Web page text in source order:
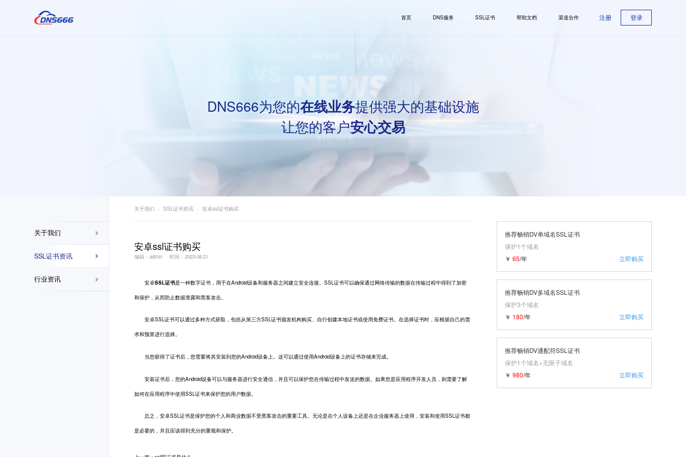
首页 DNS服务 SSL证书 帮助文档 渠道合作 注册 登录
DNS666为您的在线业务提供强大的基础设施
让您的客户安心交易
关于我们
SSL证书资讯
行业资讯
关于我们 SSL证书资讯 安卓ssl证书购买
安卓ssl证书购买
编辑：admin 时间：2023-08-21
安卓SSL证书是一种数字证书，用于在Android设备和服务器之间建立安全连接。SSL证书可以确保通过网络传输的数据在传输过程中得到了加密
和保护，从而防止数据泄露和黑客攻击。
安卓SSL证书可以通过多种方式获取，包括从第三方SSL证书颁发机构购买、自行创建本地证书或使用免费证书。在选择证书时，应根据自己的需
求和预算进行选择。
当您获得了证书后，您需要将其安装到您的Android设备上。这可以通过使用Android设备上的证书存储来完成。
安装证书后，您的Android设备可以与服务器进行安全通信，并且可以保护您在传输过程中发送的数据。如果您是应用程序开发人员，则需要了解
如何在应用程序中使用SSL证书来保护您的用户数据。
总之，安卓SSL证书是保护您的个人和商业数据不受黑客攻击的重要工具。无论是在个人设备上还是在企业服务器上使用，安装和使用SSL证书都
是必要的，并且应该得到充分的重视和保护。
推荐畅销DV单域名SSL证书
保护1个域名
立即购买
￥ 65/年
推荐畅销DV多域名SSL证书
保护3个域名
立即购买
￥ 180/年
推荐畅销DV通配符SSL证书
保护1个域名+无限子域名
立即购买
￥ 980/年